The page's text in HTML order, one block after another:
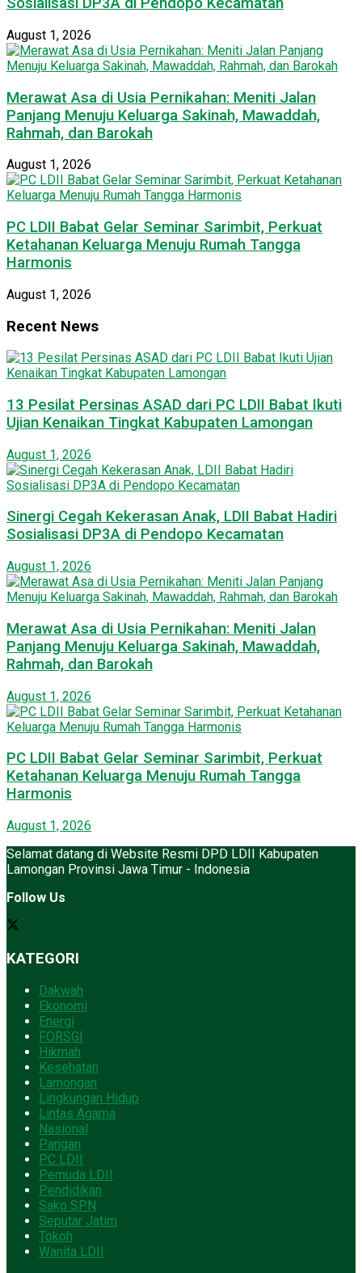
August 1, 2026
Merawat Asa di Usia Pernikahan: Meniti Jalan
Panjang Menuju Keluarga Sakinah, Mawaddah,
Rahmah, dan Barokah
August 1, 2026
PC LDII Babat Gelar Seminar Sarimbit, Perkuat
Ketahanan Keluarga Menuju Rumah Tangga
Harmonis
August 1, 2026
Recent News
13 Pesilat Persinas ASAD dari PC LDII Babat Ikuti
Ujian Kenaikan Tingkat Kabupaten Lamongan
August 1, 2026
Sinergi Cegah Kekerasan Anak, LDII Babat Hadiri
Sosialisasi DP3A di Pendopo Kecamatan
August 1, 2026
Merawat Asa di Usia Pernikahan: Meniti Jalan
Panjang Menuju Keluarga Sakinah, Mawaddah,
Rahmah, dan Barokah
August 1, 2026
PC LDII Babat Gelar Seminar Sarimbit, Perkuat
Ketahanan Keluarga Menuju Rumah Tangga
Harmonis
August 1, 2026
Selamat datang di Website Resmi DPD LDII Kabupaten
Lamongan Provinsi Jawa Timur - Indonesia
Follow Us
KATEGORI
Dakwah
Ekonomi
Energi
FORSGI
Hikmah
Kesehatan
Lamongan
Lingkungan Hidup
Lintas Agama
Nasional
Pangan
PC LDII
Pemuda LDII
Pendidikan
Sako SPN
Seputar Jatim
Tokoh
Wanita LDII